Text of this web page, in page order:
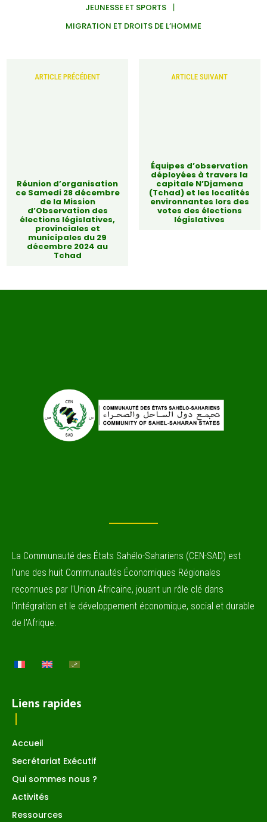
JEUNESSE ET SPORTS
MIGRATION ET DROITS DE L’HOMME
ARTICLE PRÉCÉDENT
Réunion d’organisation
ce Samedi 28 décembre
de la Mission
d’Observation des
élections législatives,
provinciales et
municipales du 29
décembre 2024 au
Tchad
ARTICLE SUIVANT
Équipes d’observation
déployées à travers la
capitale N’Djamena
(Tchad) et les localités
environnantes lors des
votes des élections
législatives
La Communauté des États Sahélo-Sahariens (CEN-SAD) est
l'une des huit Communautés Économiques Régionales
reconnues par l'Union Africaine, jouant un rôle clé dans
l'intégration et le développement économique, social et durable
de l'Afrique.
Liens rapides
Accueil
Secrétariat Exécutif
Qui sommes nous ?
Activités
Ressources